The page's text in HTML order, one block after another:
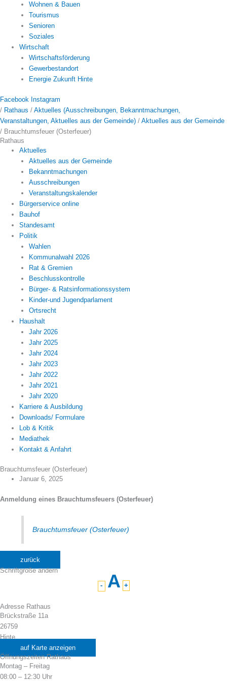
Wohnen & Bauen
Tourismus
Senioren
Soziales
Wirtschaft
Wirtschaftsförderung
Gewerbestandort
Energie Zukunft Hinte
Facebook Instagram
/ Rathaus / Aktuelles (Ausschreibungen, Bekanntmachungen,
Veranstaltungen, Aktuelles aus der Gemeinde) / Aktuelles aus der Gemeinde
/ Brauchtumsfeuer (Osterfeuer)
Rathaus
Aktuelles
Aktuelles aus der Gemeinde
Bekanntmachungen
Ausschreibungen
Veranstaltungskalender
Bürgerservice online
Bauhof
Standesamt
Politik
Wahlen
Kommunalwahl 2026
Rat & Gremien
Beschlusskontrolle
Bürger- & Ratsinformationssystem
Kinder-und Jugendparlament
Ortsrecht
Haushalt
Jahr 2026
Jahr 2025
Jahr 2024
Jahr 2023
Jahr 2022
Jahr 2021
Jahr 2020
Karriere & Ausbildung
Downloads/ Formulare
Lob & Kritik
Mediathek
Kontakt & Anfahrt
Brauchtumsfeuer (Osterfeuer)
Januar 6, 2025
Anmeldung eines Brauchtumsfeuers (Osterfeuer)
Brauchtumsfeuer (Osterfeuer)
zurück
Schriftgröße ändern
-
A +
Adresse Rathaus
Brückstraße 11a
26759
Hinte
auf Karte anzeigen
Öffnungszeiten Rathaus
Montag – Freitag
08:00 – 12:30 Uhr